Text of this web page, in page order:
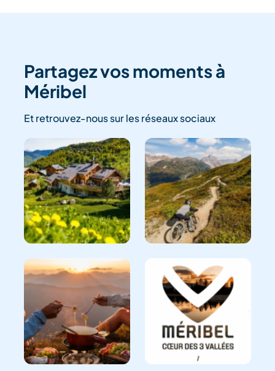
Partagez vos moments à
Méribel
Et retrouvez-nous sur les réseaux sociaux